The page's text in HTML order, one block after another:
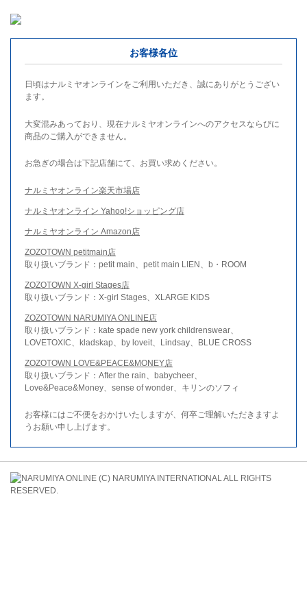
お客様各位
日頃はナルミヤオンラインをご利用いただき、誠にありがとうござい
ます。
大変混みあっており、現在ナルミヤオンラインへのアクセスならびに
商品のご購入ができません。
お急ぎの場合は下記店舗にて、お買い求めください。
ナルミヤオンライン楽天市場店
ナルミヤオンライン Yahoo!ショッピング店
ナルミヤオンライン Amazon店
ZOZOTOWN petitmain店
取り扱いブランド：petit main、petit main LIEN、b・ROOM
ZOZOTOWN X-girl Stages店
取り扱いブランド：X-girl Stages、XLARGE KIDS
ZOZOTOWN NARUMIYA ONLINE店
取り扱いブランド：kate spade new york childrenswear、
LOVETOXIC、kladskap、by loveit、Lindsay、BLUE CROSS
ZOZOTOWN LOVE&PEACE&MONEY店
取り扱いブランド：After the rain、babycheer、
Love&Peace&Money、sense of wonder、キリンのソフィ
お客様にはご不便をおかけいたしますが、何卒ご理解いただきますよ
うお願い申し上げます。